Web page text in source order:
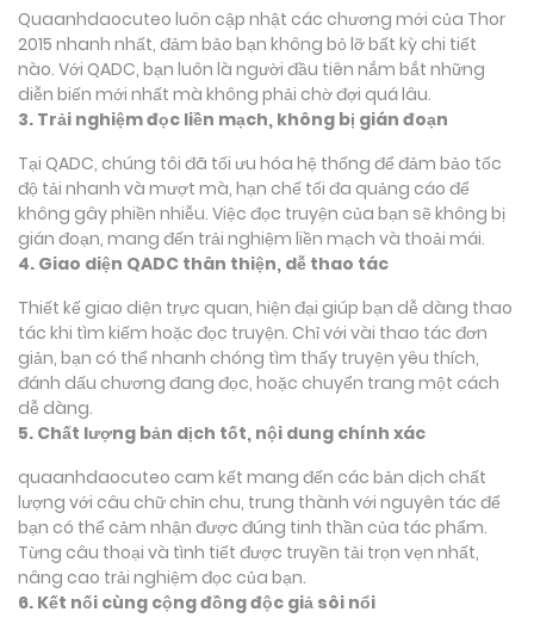
Quaanhdaocuteo luôn cập nhật các chương mới của Thor
2015 nhanh nhất, đảm bảo bạn không bỏ lỡ bất kỳ chi tiết
nào. Với QADC, bạn luôn là người đầu tiên nắm bắt những
diễn biến mới nhất mà không phải chờ đợi quá lâu.
3. Trải nghiệm đọc liền mạch, không bị gián đoạn
Tại QADC, chúng tôi đã tối ưu hóa hệ thống để đảm bảo tốc
độ tải nhanh và mượt mà, hạn chế tối đa quảng cáo để
không gây phiền nhiễu. Việc đọc truyện của bạn sẽ không bị
gián đoạn, mang đến trải nghiệm liền mạch và thoải mái.
4. Giao diện QADC thân thiện, dễ thao tác
Thiết kế giao diện trực quan, hiện đại giúp bạn dễ dàng thao
tác khi tìm kiếm hoặc đọc truyện. Chỉ với vài thao tác đơn
giản, bạn có thể nhanh chóng tìm thấy truyện yêu thích,
đánh dấu chương đang đọc, hoặc chuyển trang một cách
dễ dàng.
5. Chất lượng bản dịch tốt, nội dung chính xác
quaanhdaocuteo cam kết mang đến các bản dịch chất
lượng với câu chữ chỉn chu, trung thành với nguyên tác để
bạn có thể cảm nhận được đúng tinh thần của tác phẩm.
Từng câu thoại và tình tiết được truyền tải trọn vẹn nhất,
nâng cao trải nghiệm đọc của bạn.
6. Kết nối cùng cộng đồng độc giả sôi nổi